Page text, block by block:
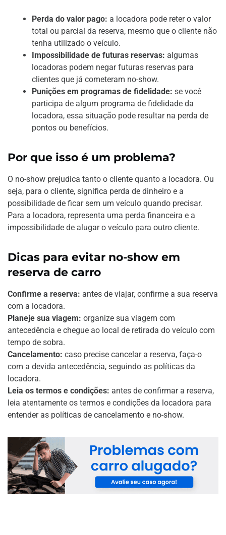
Perda do valor pago: a locadora pode reter o valor
total ou parcial da reserva, mesmo que o cliente não
tenha utilizado o veículo.
Impossibilidade de futuras reservas: algumas
locadoras podem negar futuras reservas para
clientes que já cometeram no-show.
Punições em programas de fidelidade: se você
participa de algum programa de fidelidade da
locadora, essa situação pode resultar na perda de
pontos ou benefícios.
Por que isso é um problema?
O no-show prejudica tanto o cliente quanto a locadora. Ou
seja, para o cliente, significa perda de dinheiro e a
possibilidade de ficar sem um veículo quando precisar.
Para a locadora, representa uma perda financeira e a
impossibilidade de alugar o veículo para outro cliente.
Dicas para evitar no-show em
reserva de carro
Confirme a reserva: antes de viajar, confirme a sua reserva
com a locadora.
Planeje sua viagem: organize sua viagem com
antecedência e chegue ao local de retirada do veículo com
tempo de sobra.
Cancelamento: caso precise cancelar a reserva, faça-o
com a devida antecedência, seguindo as políticas da
locadora.
Leia os termos e condições: antes de confirmar a reserva,
leia atentamente os termos e condições da locadora para
entender as políticas de cancelamento e no-show.